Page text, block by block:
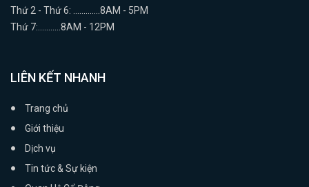
Thứ 2 - Thứ 6: .............8AM - 5PM
Thứ 7:...........8AM - 12PM
LIÊN KẾT NHANH
Trang chủ
Giới thiệu
Dịch vụ
Tin tức & Sự kiện